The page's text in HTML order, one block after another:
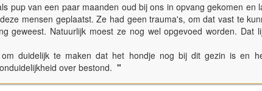
pup van een paar maanden oud bij ons in opvang gekomen en
mensen geplaatst. Ze had geen trauma's, om dat vast te
geweest. Natuurlijk moest ze nog wel opgevoed worden. Dat
duidelijk te maken dat het hondje nog bij dit gezin is en
over bestond. "